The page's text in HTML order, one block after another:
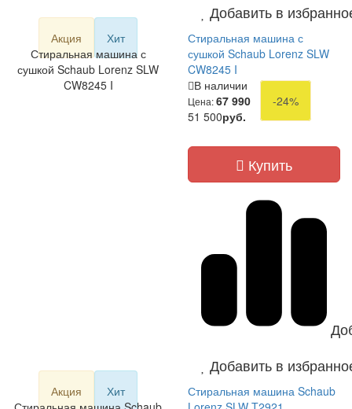
Добавить в
Акция
Хит
Стиральная машина с
сушкой Schaub Lorenz SLW
CW8245 I
Стиральная машина с
сушкой Schaub Lorenz SLW
CW8245 I
В наличии
Цена:67 990
-24%
51 500руб.
Купить
Добавить в
Акция
Хит
Стиральная машина Schaub